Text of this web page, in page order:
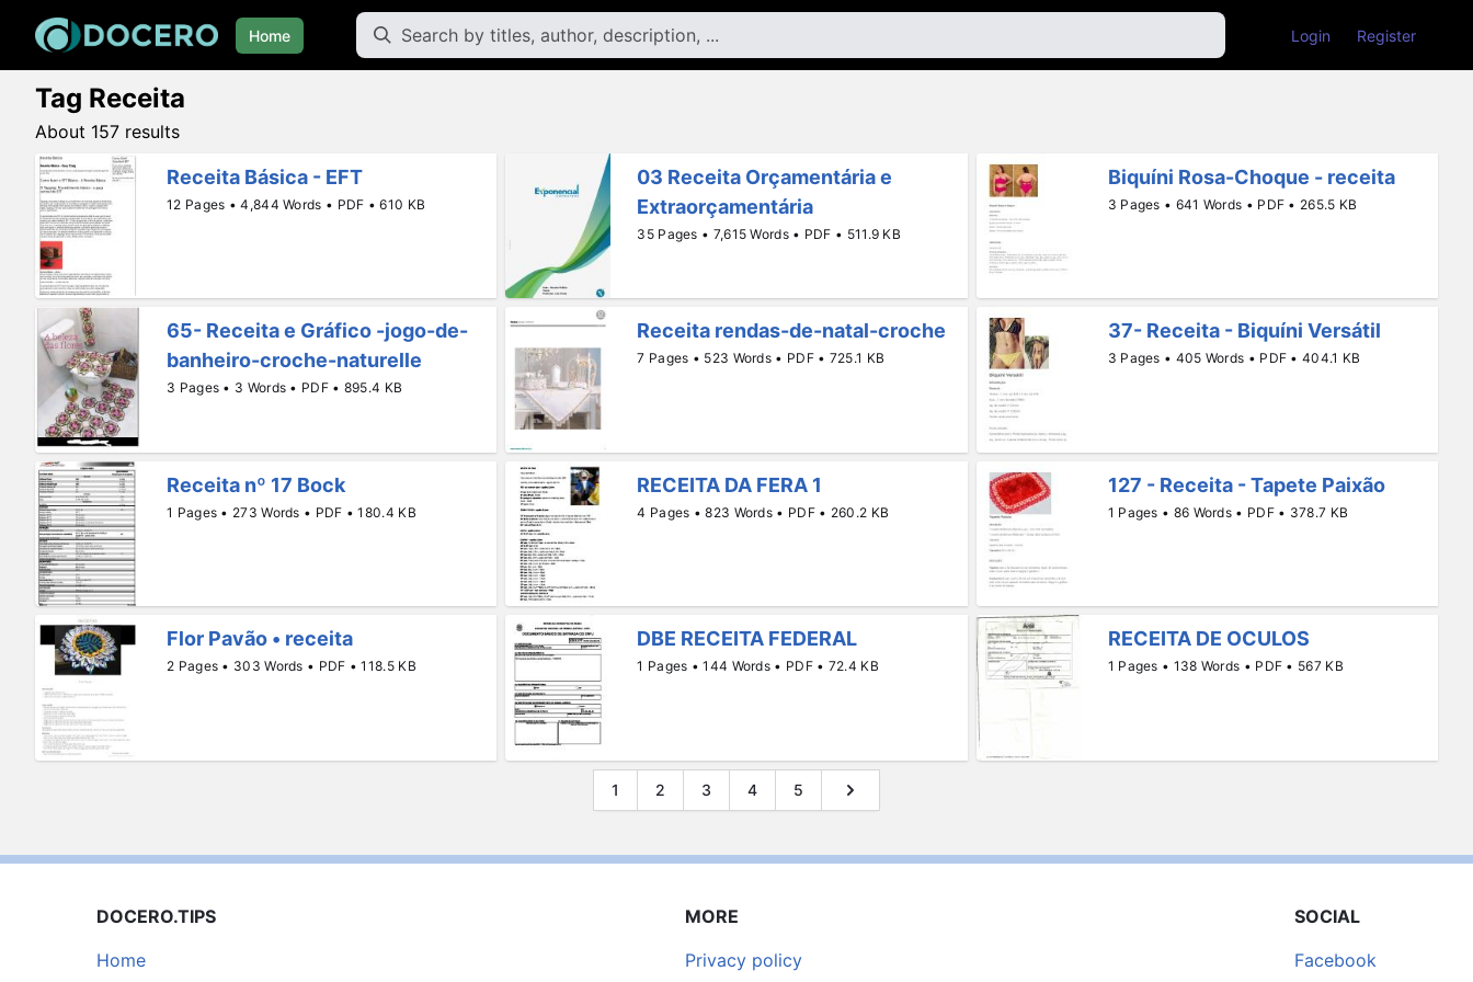
Home Login Register
Tag Receita
About 157 results
Receita Básica - EFT
12 Pages • 4,844 Words • PDF • 610 KB
03 Receita Orçamentária e
Extraorçamentária
35 Pages • 7,615 Words • PDF • 511.9 KB
Biquíni Rosa-Choque - receita
3 Pages • 641 Words • PDF • 265.5 KB
65- Receita e Gráfico -jogo-de-
banheiro-croche-naturelle
3 Pages • 3 Words • PDF • 895.4 KB
Receita rendas-de-natal-croche
7 Pages • 523 Words • PDF • 725.1 KB
37- Receita - Biquíni Versátil
3 Pages • 405 Words • PDF • 404.1 KB
Receita nº 17 Bock
1 Pages • 273 Words • PDF • 180.4 KB
RECEITA DA FERA 1
4 Pages • 823 Words • PDF • 260.2 KB
127 - Receita - Tapete Paixão
1 Pages • 86 Words • PDF • 378.7 KB
Flor Pavão • receita
2 Pages • 303 Words • PDF • 118.5 KB
DBE RECEITA FEDERAL
1 Pages • 144 Words • PDF • 72.4 KB
RECEITA DE OCULOS
1 Pages • 138 Words • PDF • 567 KB
1 2 3 4 5
DOCERO.TIPS
Home
MORE
Privacy policy
SOCIAL
Facebook